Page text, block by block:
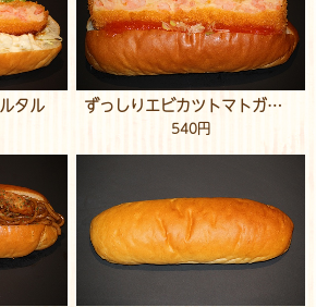
タル ずっしりエビカツトマトガーリック
540円